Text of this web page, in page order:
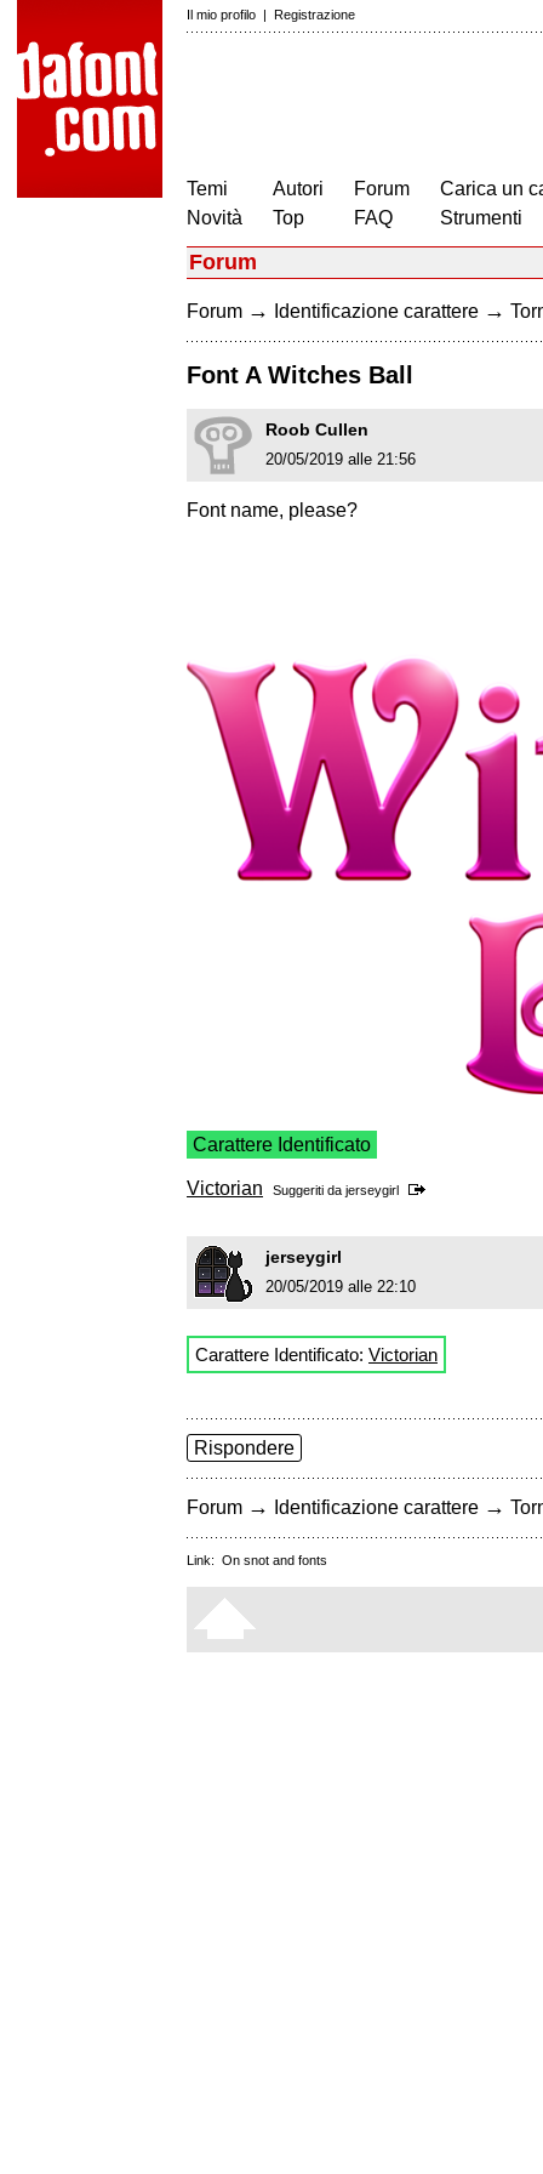
Il mio profilo | Registrazione
Temi
Novità
Autori
Top
Forum
FAQ
Carica un
Strumenti
Forum
Forum → Identificazione carattere →
Font A Witches Ball
Roob Cullen
20/05/2019 alle 21:56
Font name, please?
Carattere Identificato
Victorian Suggeriti da jerseygirl
jerseygirl
20/05/2019 alle 22:10
Carattere Identificato: Victorian
Rispondere
Forum → Identificazione carattere →
Link: On snot and fonts